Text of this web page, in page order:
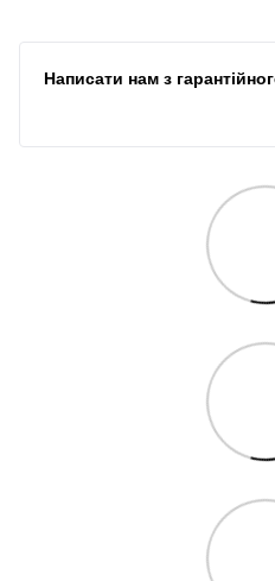
Написати нам з